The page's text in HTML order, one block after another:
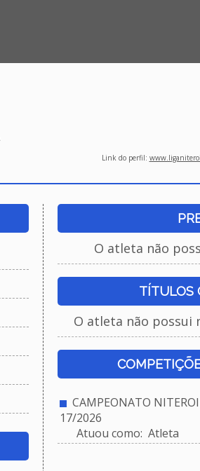
Link do perfil:
O atleta não
TÍTULOS
O atleta não possui
CAMPEONATO
17/2026
Atuou como: Atleta